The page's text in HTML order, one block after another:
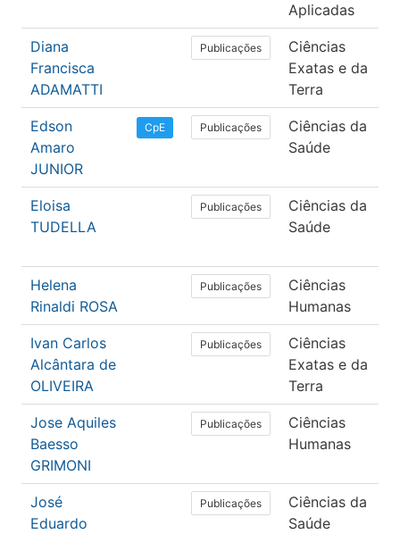
Aplicadas
Diana
Francisca
ADAMATTI
Publicações
Ciências
Exatas e da
Terra
Edson
Amaro
JUNIOR
CpE Publicações
Ciências da
Saúde
Eloisa
TUDELLA
Publicações
Ciências da
Saúde
Helena
Rinaldi ROSA
Publicações
Ciências
Humanas
Ivan Carlos
Alcântara de
OLIVEIRA
Publicações
Ciências
Exatas e da
Terra
Jose Aquiles
Baesso
GRIMONI
Publicações
Ciências
Humanas
José
Eduardo
Publicações
Ciências da
Saúde